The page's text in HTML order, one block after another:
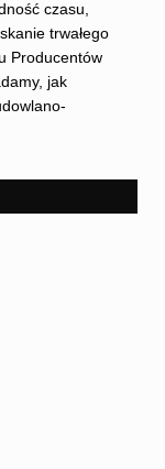
czasu,
trwałego
Producentów
jak